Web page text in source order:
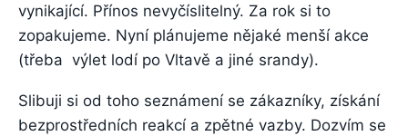
vynikající. Přínos nevyčíslitelný. Za rok si to
zopakujeme. Nyní plánujeme nějaké menší akce
(třeba výlet lodí po Vltavě a jiné srandy).
Slibuji si od toho seznámení se zákazníky, získání
bezprostředních reakcí a zpětné vazby. Dozvím se